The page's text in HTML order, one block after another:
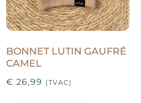
BONNET LUTIN GAUFRÉ
CAMEL
€ 26,99 (TVAC)